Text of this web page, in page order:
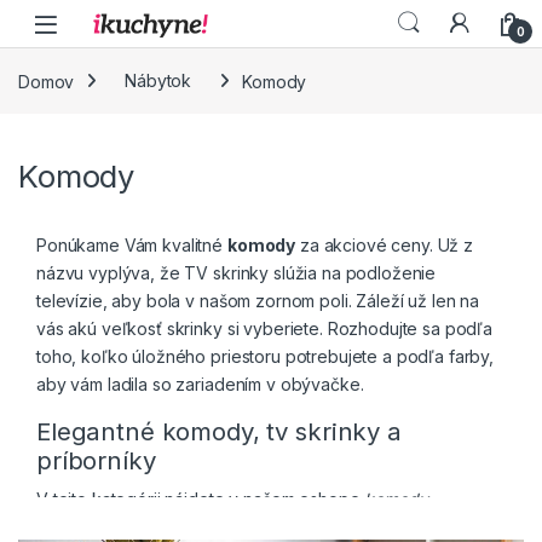
Skip to navigation
Skip to content
0
Domov Nábytok Komody
Komody
Ponúkame Vám kvalitné komody za akciové ceny. Už z
názvu vyplýva, že TV skrinky slúžia na podloženie
televízie, aby bola v našom zornom poli. Záleží už len na
vás akú veľkosť skrinky si vyberiete. Rozhodujte sa podľa
toho, koľko úložného priestoru potrebujete a podľa farby,
aby vám ladila so zariadením v obývačke.
Elegantné komody, tv skrinky a
príborníky
V tejto kategórii nájdete v našom eshope komody ,